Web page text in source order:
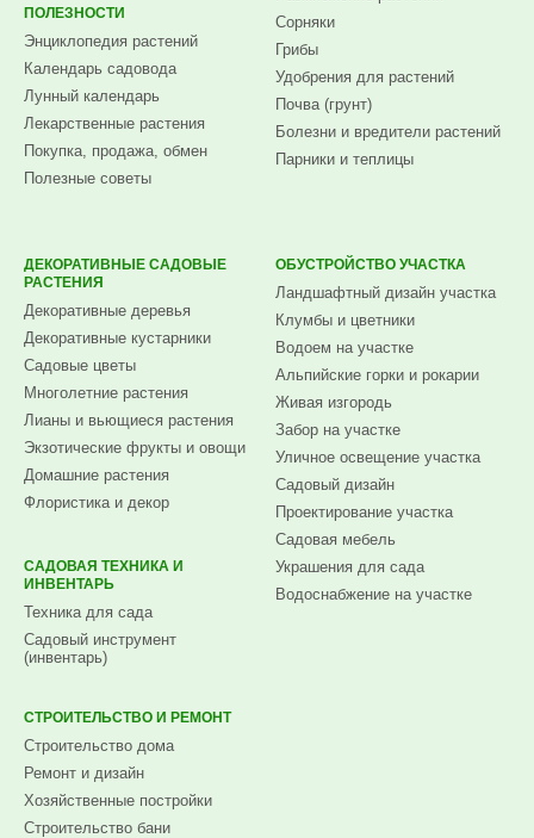
ПОЛЕЗНОСТИ
Энциклопедия растений
Календарь садовода
Лунный календарь
Лекарственные растения
Покупка, продажа, обмен
Полезные советы
Сорняки
Грибы
Удобрения для растений
Почва (грунт)
Болезни и вредители растений
Парники и теплицы
ДЕКОРАТИВНЫЕ САДОВЫЕ
РАСТЕНИЯ
Декоративные деревья
Декоративные кустарники
Садовые цветы
Многолетние растения
Лианы и вьющиеся растения
Экзотические фрукты и овощи
Домашние растения
Флористика и декор
САДОВАЯ ТЕХНИКА И
ИНВЕНТАРЬ
Техника для сада
Садовый инструмент
(инвентарь)
ОБУСТРОЙСТВО УЧАСТКА
Ландшафтный дизайн участка
Клумбы и цветники
Водоем на участке
Альпийские горки и рокарии
Живая изгородь
Забор на участке
Уличное освещение участка
Садовый дизайн
Проектирование участка
Садовая мебель
Украшения для сада
Водоснабжение на участке
СТРОИТЕЛЬСТВО И РЕМОНТ
Строительство дома
Ремонт и дизайн
Хозяйственные постройки
Строительство бани